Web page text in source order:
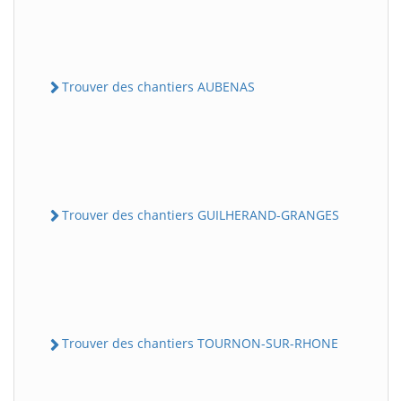
Trouver des chantiers AUBENAS
Trouver des chantiers GUILHERAND-GRANGES
Trouver des chantiers TOURNON-SUR-RHONE